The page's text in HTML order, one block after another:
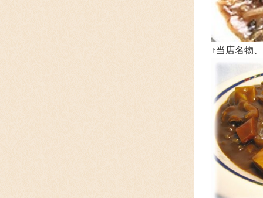
↑当店名物